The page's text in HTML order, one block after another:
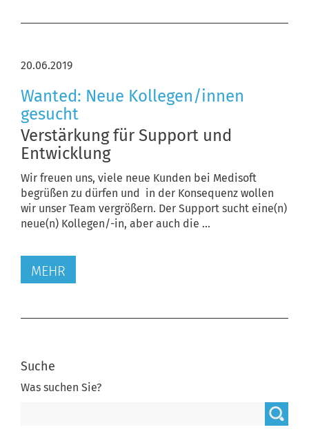
20.06.2019
Wanted: Neue Kollegen/innen
gesucht
Verstärkung für Support und
Entwicklung
Wir freuen uns, viele neue Kunden bei Medisoft
begrüßen zu dürfen und in der Konsequenz wollen
wir unser Team vergrößern. Der Support sucht eine(n)
neue(n) Kollegen/-in, aber auch die ...
MEHR
Suche
Was suchen Sie?